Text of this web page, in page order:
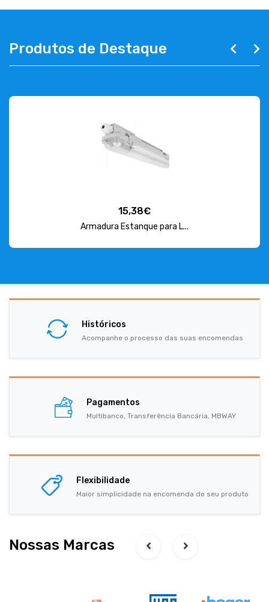
Produtos de Destaque
15,38€
Armadura Estanque para L...
Históricos
Acompanhe o processo das suas encomendas
Pagamentos
Multibanco, Transferência Bancária, MBWAY
Flexibilidade
Maior simplicidade na encomenda do seu produto
Nossas Marcas